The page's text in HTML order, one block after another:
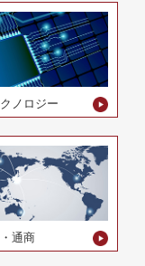
ノロジー
通商